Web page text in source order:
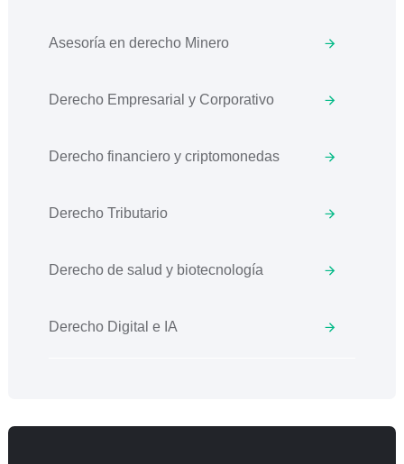
Asesoría en derecho Minero
Derecho Empresarial y Corporativo
Derecho financiero y criptomonedas
Derecho Tributario
Derecho de salud y biotecnología
Derecho Digital e IA